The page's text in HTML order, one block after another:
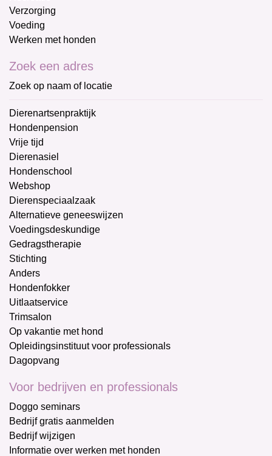
Verzorging
Voeding
Werken met honden
Zoek een adres
Zoek op naam of locatie
Dierenartsenpraktijk
Hondenpension
Vrije tijd
Dierenasiel
Hondenschool
Webshop
Dierenspeciaalzaak
Alternatieve geneeswijzen
Voedingsdeskundige
Gedragstherapie
Stichting
Anders
Hondenfokker
Uitlaatservice
Trimsalon
Op vakantie met hond
Opleidingsinstituut voor professionals
Dagopvang
Voor bedrijven en professionals
Doggo seminars
Bedrijf gratis aanmelden
Bedrijf wijzigen
Informatie over werken met honden